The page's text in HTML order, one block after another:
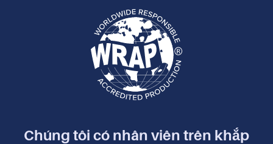
Chúng tôi có nhân viên trên khắp